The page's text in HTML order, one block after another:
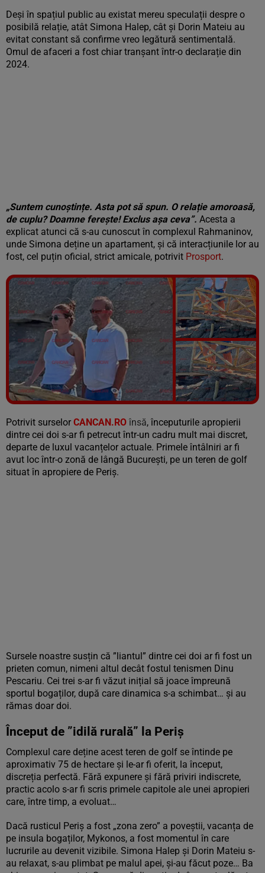
Deși în spațiul public au existat mereu speculații despre o
posibilă relație, atât Simona Halep, cât și Dorin Mateiu au
evitat constant să confirme vreo legătură sentimentală.
Omul de afaceri a fost chiar tranșant într-o declarație din
2024.
„Suntem cunoștințe. Asta pot să spun. O relație amoroasă,
de cuplu? Doamne ferește! Exclus așa ceva”. Acesta a
explicat atunci că s-au cunoscut în complexul Rahmaninov,
unde Simona deține un apartament, și că interacțiunile lor au
fost, cel puțin oficial, strict amicale, potrivit Prosport.
Vezi galeria foto
7 poze
Potrivit surselor CANCAN.RO însă, începuturile apropierii
dintre cei doi s-ar fi petrecut într-un cadru mult mai discret,
departe de luxul vacanțelor actuale. Primele întâlniri ar fi
avut loc într-o zonă de lângă București, pe un teren de golf
situat în apropiere de Periș.
Sursele noastre susțin că ”liantul” dintre cei doi ar fi fost un
prieten comun, nimeni altul decât fostul tenismen Dinu
Pescariu. Cei trei s-ar fi văzut inițial să joace împreună
sportul bogaților, după care dinamica s-a schimbat… și au
rămas doar doi.
Început de ”idilă rurală” la Periș
Complexul care deține acest teren de golf se întinde pe
aproximativ 75 de hectare și le-ar fi oferit, la început,
discreția perfectă. Fără expunere și fără priviri indiscrete,
practic acolo s-ar fi scris primele capitole ale unei apropieri
care, între timp, a evoluat…
Dacă rusticul Periș a fost „zona zero” a poveștii, vacanța de
pe insula bogaților, Mykonos, a fost momentul în care
lucrurile au devenit vizibile. Simona Halep și Dorin Mateiu s-
au relaxat, s-au plimbat pe malul apei, și-au făcut poze… Ba